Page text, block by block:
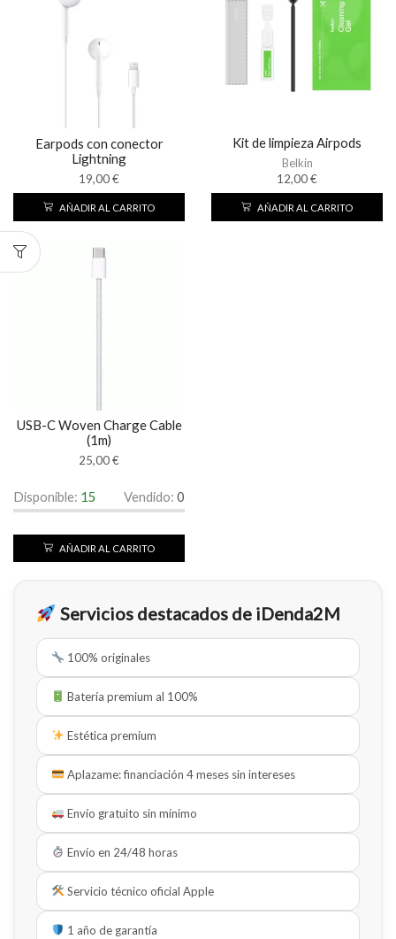
Earpods con conector
Lightning
19,00€
AÑADIR AL CARRITO
Kit de limpieza Airpods
Belkin
12,00€
AÑADIR AL CARRITO
USB-C Woven Charge Cable
(1m)
25,00€
Disponible: 15 Vendido: 0
AÑADIR AL CARRITO
Servicios destacados de iDenda2M
100% originales
Batería premium al 100%
Estética premium
Aplazame: financiación 4 meses sin intereses
Envío gratuito sin mínimo
Envío en 24/48 horas
Servicio técnico oficial Apple
1 año de garantía